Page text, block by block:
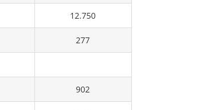
12.750
277
902